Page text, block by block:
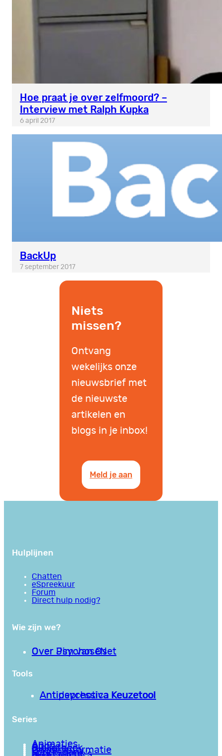
Hoe praat je over zelfmoord? –
Interview met Ralph Kupka
6 april 2017
BackUp
7 september 2017
Niets
missen?
Ontvang
wekelijks onze
nieuwsbrief met
de nieuwste
artikelen en
blogs in je inbox!
Meld je aan
Hulplijnen
Chatten
eSpreekuur
Forum
Direct hulp nodig?
Wie zijn we?
Over PsychoseNet
Over Jim van Os
Tools
Antipsychotica Keuzetool
Antidepressiva Keuzetool
Series
Animaties
Apps
Bibliotheek
Goede informatie
Kennisbank
Mini college’s